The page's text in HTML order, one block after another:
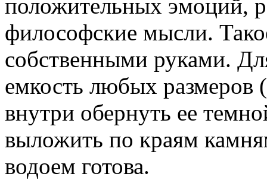
положительных эмоций,
философские мысли.
собственными руками.
емкость любых размеров
внутри обернуть ее
выложить по краям
водоем готова.